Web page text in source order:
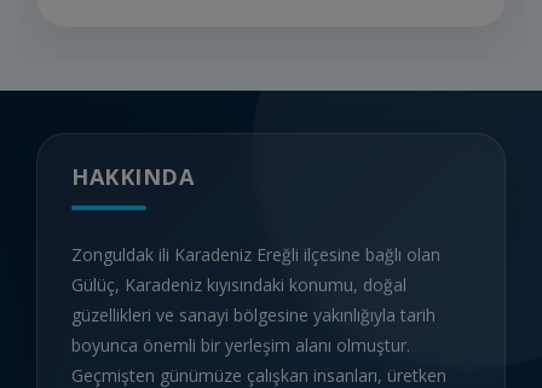
HAKKINDA
Zonguldak ili Karadeniz Ereğli ilçesine bağlı olan
Gülüç, Karadeniz kıyısındaki konumu, doğal
güzellikleri ve sanayi bölgesine yakınlığıyla tarih
boyunca önemli bir yerleşim alanı olmuştur.
Geçmişten günümüze çalışkan insanları, üretken